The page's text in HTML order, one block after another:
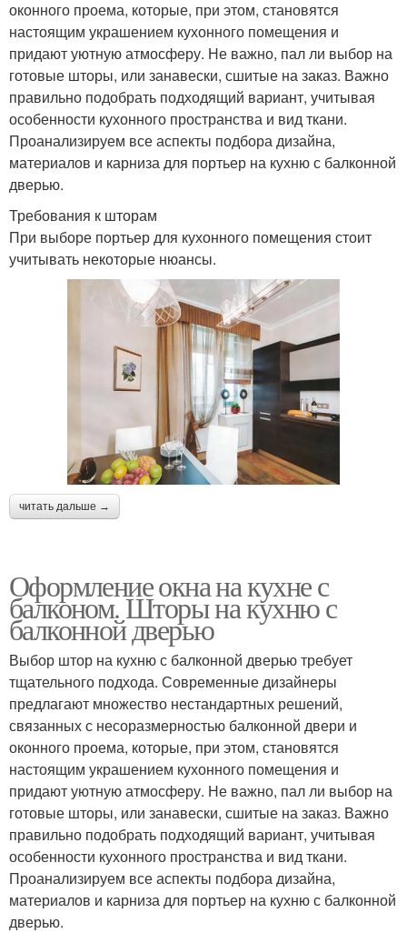
оконного проема, которые, при этом, становятся
настоящим украшением кухонного помещения и
придают уютную атмосферу. Не важно, пал ли выбор на
готовые шторы, или занавески, сшитые на заказ. Важно
правильно подобрать подходящий вариант, учитывая
особенности кухонного пространства и вид ткани.
Проанализируем все аспекты подбора дизайна,
материалов и карниза для портьер на кухню с балконной
дверью.
Требования к шторам
При выборе портьер для кухонного помещения стоит
учитывать некоторые нюансы.
читать дальше →
Оформление окна на кухне с
балконом. Шторы на кухню с
балконной дверью
Выбор штор на кухню с балконной дверью требует
тщательного подхода. Современные дизайнеры
предлагают множество нестандартных решений,
связанных с несоразмерностью балконной двери и
оконного проема, которые, при этом, становятся
настоящим украшением кухонного помещения и
придают уютную атмосферу. Не важно, пал ли выбор на
готовые шторы, или занавески, сшитые на заказ. Важно
правильно подобрать подходящий вариант, учитывая
особенности кухонного пространства и вид ткани.
Проанализируем все аспекты подбора дизайна,
материалов и карниза для портьер на кухню с балконной
дверью.